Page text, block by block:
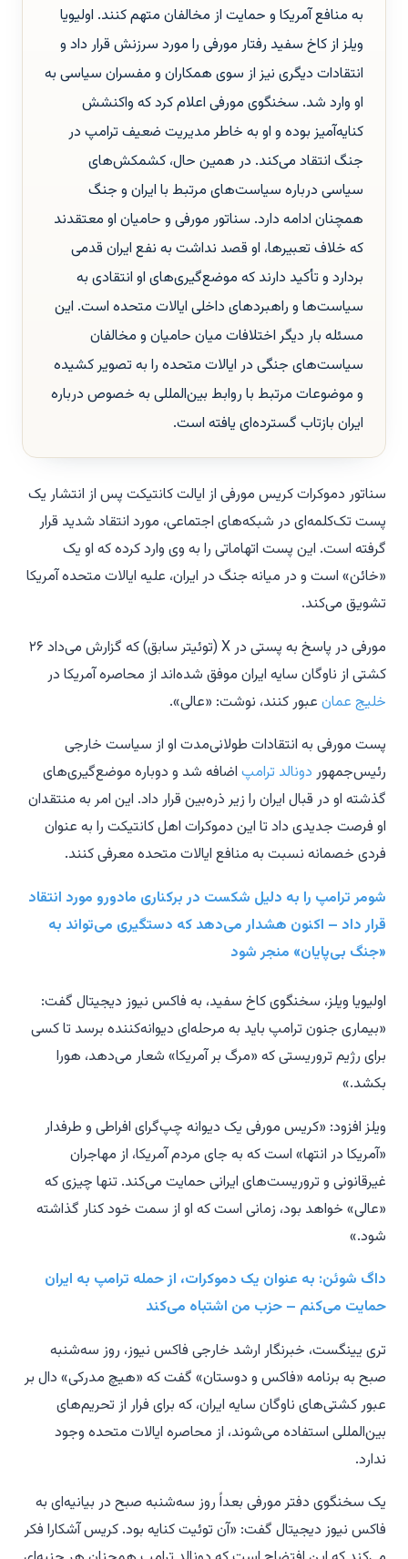
به منافع آمریکا و حمایت از مخالفان متهم کنند. اولیویا
ویلز از کاخ سفید رفتار مورفی را مورد سرزنش قرار داد و
انتقادات دیگری نیز از سوی همکاران و مفسران سیاسی به
او وارد شد. سخنگوی مورفی اعلام کرد که واکنشش
کنایه‌آمیز بوده و او به خاطر مدیریت ضعیف ترامپ در
جنگ انتقاد می‌کند. در همین حال، کشمکش‌های
سیاسی درباره سیاست‌های مرتبط با ایران و جنگ
همچنان ادامه دارد. سناتور مورفی و حامیان او معتقدند
که خلاف تعبیرها، او قصد نداشت به نفع ایران قدمی
بردارد و تأکید دارند که موضع‌گیری‌های او انتقادی به
سیاست‌ها و راهبردهای داخلی ایالات متحده است. این
مسئله بار دیگر اختلافات میان حامیان و مخالفان
سیاست‌های جنگی در ایالات متحده را به تصویر کشیده
و موضوعات مرتبط با روابط بین‌المللی به خصوص درباره
ایران بازتاب گسترده‌ای یافته است.
سناتور دموکرات کریس مورفی از ایالت کانتیکت پس از انتشار یک
پست تک‌کلمه‌ای در شبکه‌های اجتماعی، مورد انتقاد شدید قرار
گرفته است. این پست اتهاماتی را به وی وارد کرده که او یک
«خائن» است و در میانه جنگ در ایران، علیه ایالات متحده آمریکا
تشویق می‌کند.
مورفی در پاسخ به پستی در X (توئیتر سابق) که گزارش می‌داد ۲۶
کشتی از ناوگان سایه ایران موفق شده‌اند از محاصره آمریکا در
خلیج عمان عبور کنند، نوشت: «عالی».
پست مورفی به انتقادات طولانی‌مدت او از سیاست خارجی
رئیس‌جمهور دونالد ترامپ اضافه شد و دوباره موضع‌گیری‌های
گذشته او در قبال ایران را زیر ذره‌بین قرار داد. این امر به منتقدان
او فرصت جدیدی داد تا این دموکرات اهل کانتیکت را به عنوان
فردی خصمانه نسبت به منافع ایالات متحده معرفی کنند.
شومر ترامپ را به دلیل شکست در برکناری مادورو مورد انتقاد
قرار داد – اکنون هشدار می‌دهد که دستگیری می‌تواند به
«جنگ بی‌پایان» منجر شود
اولیویا ویلز، سخنگوی کاخ سفید، به فاکس نیوز دیجیتال گفت:
«بیماری جنون ترامپ باید به مرحله‌ای دیوانه‌کننده برسد تا کسی
برای رژیم تروریستی که «مرگ بر آمریکا» شعار می‌دهد، هورا
بکشد.»
ویلز افزود: «کریس مورفی یک دیوانه چپ‌گرای افراطی و طرفدار
«آمریکا در انتها» است که به جای مردم آمریکا، از مهاجران
غیرقانونی و تروریست‌های ایرانی حمایت می‌کند. تنها چیزی که
«عالی» خواهد بود، زمانی است که او از سمت خود کنار گذاشته
شود.»
داگ شوئن: به عنوان یک دموکرات، از حمله ترامپ به ایران
حمایت می‌کنم – حزب من اشتباه می‌کند
تری یینگست، خبرنگار ارشد خارجی فاکس نیوز، روز سه‌شنبه
صبح به برنامه «فاکس و دوستان» گفت که «هیچ مدرکی» دال بر
عبور کشتی‌های ناوگان سایه ایران، که برای فرار از تحریم‌های
بین‌المللی استفاده می‌شوند، از محاصره ایالات متحده وجود
ندارد.
یک سخنگوی دفتر مورفی بعداً روز سه‌شنبه صبح در بیانیه‌ای به
فاکس نیوز دیجیتال گفت: «آن توئیت کنایه بود. کریس آشکارا فکر